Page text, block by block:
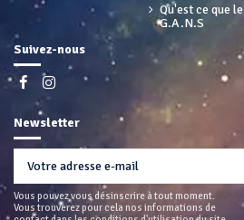
Qu'est ce que le
G.A.N.S
Suivez-nous
Newsletter
Vous pouvez vous désinscrire à tout moment.
Vous trouverez pour cela nos informations de